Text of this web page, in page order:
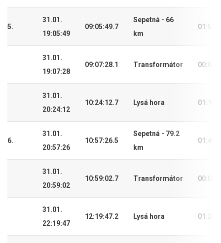
5.
31.01.
19:05:49
09:05:49.7
Sepetná - 66
km
31.01.
19:07:28
09:07:28.1 Transformátor
31.01.
20:24:12
10:24:12.7 Lysá hora
6.
31.01.
20:57:26
10:57:26.5
Sepetná - 79.2
km
31.01.
20:59:02
10:59:02.7 Transformátor
31.01.
22:19:47
12:19:47.2 Lysá hora